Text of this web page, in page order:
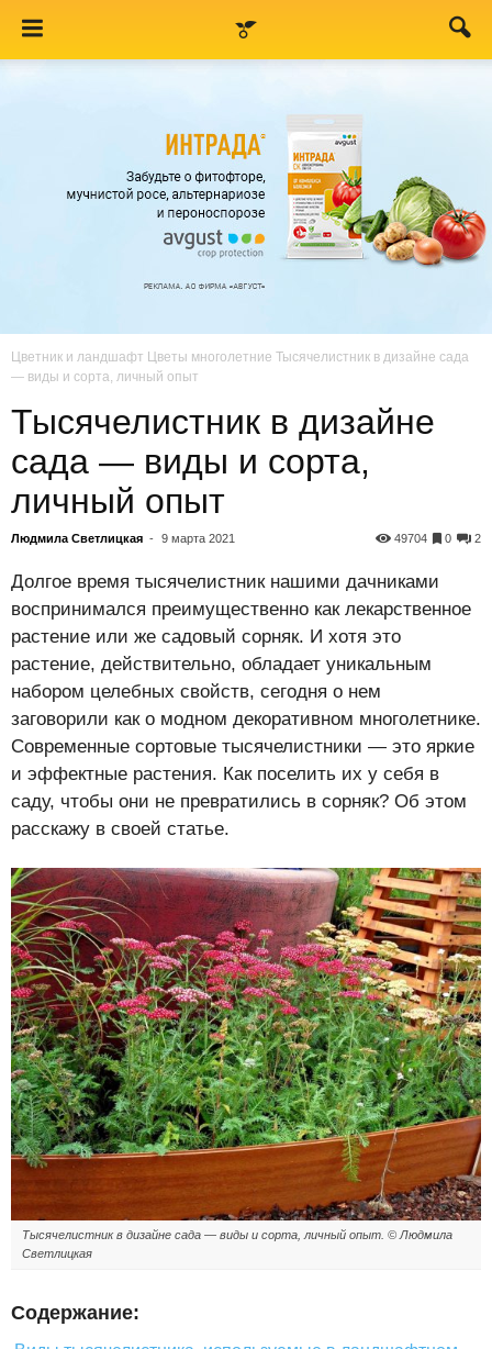
Цветник и ландшафт Цветы многолетние Тысячелистник в дизайне сада
— виды и сорта, личный опыт
Тысячелистник в дизайне
сада — виды и сорта,
личный опыт
Людмила Светлицкая - 9 марта 2021 2
0
49704
Долгое время тысячелистник нашими дачниками
воспринимался преимущественно как лекарственное
растение или же садовый сорняк. И хотя это
растение, действительно, обладает уникальным
набором целебных свойств, сегодня о нем
заговорили как о модном декоративном многолетнике.
Современные сортовые тысячелистники — это яркие
и эффектные растения. Как поселить их у себя в
саду, чтобы они не превратились в сорняк? Об этом
расскажу в своей статье.
Тысячелистник в дизайне сада — виды и сорта, личный опыт. © Людмила
Светлицкая
Содержание: